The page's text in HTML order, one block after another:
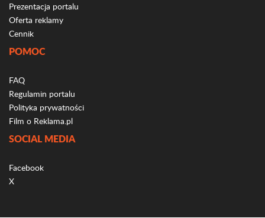
Prezentacja portalu
Oferta reklamy
Cennik
POMOC
FAQ
Regulamin portalu
Polityka prywatności
Film o Reklama.pl
SOCIAL MEDIA
Facebook
X